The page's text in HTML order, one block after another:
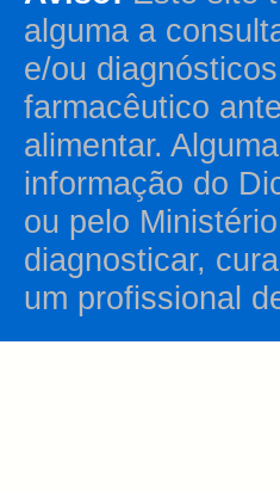
alguma a
e/ou
farmacêutico
alimentar.
informação do
ou pelo
diagnosticar,
um profissional